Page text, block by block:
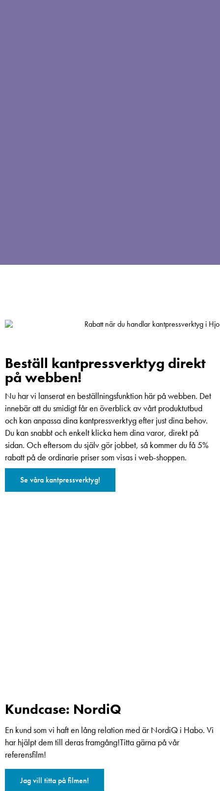
Beställ kantpressverktyg direkt
på webben!
Nu har vi lanserat en beställningsfunktion här på webben. Det
innebär att du smidigt får en överblick av vårt produktutbud
och kan anpassa dina kantpressverktyg efter just dina behov.
Du kan snabbt och enkelt klicka hem dina varor, direkt på
sidan. Och eftersom du själv gör jobbet, så kommer du få 5%
rabatt på de ordinarie priser som visas i web-shoppen.
Se våra kantpressverktyg!
Kundcase: NordiQ
En kund som vi haft en lång relation med är NordiQ i Habo. Vi
har hjälpt dem till deras framgång!Titta gärna på vår
referensfilm!
Jag vill titta på filmen!